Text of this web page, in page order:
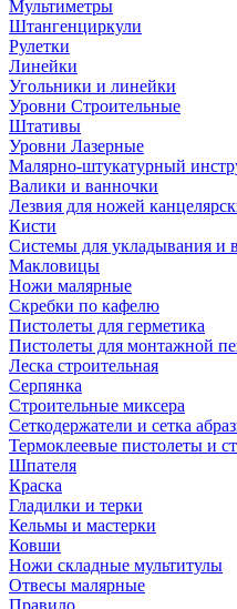
Мультиметры
Штангенциркули
Рулетки
Линейки
Угольники и линейки
Уровни Строительные
Штативы
Уровни Лазерные
Малярно-штукатурный
Валики и ванночки
Лезвия для ножей
Кисти
Системы для укладывания и
Макловицы
Ножи малярные
Скребки по кафелю
Пистолеты для герметика
Пистолеты для монтажной
Леска строительная
Серпянка
Строительные миксера
Сеткодержатели и сетка
Термоклеевые пистолеты и
Шпателя
Краска
Гладилки и терки
Кельмы и мастерки
Ковши
Ножи складные мультитулы
Отвесы малярные
Правило